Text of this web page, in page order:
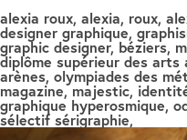
alexia roux, alexia, roux,
designer graphique,
graphic designer, béziers,
diplôme supérieur des arts
arènes, olympiades des
magazine, majestic,
graphique hyperosmique,
sélectif sérigraphie,